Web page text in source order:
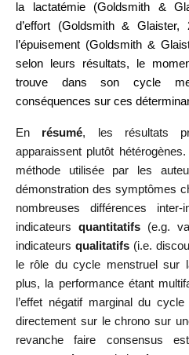
la lactatémie (Goldsmith &
d’effort (Goldsmith &
l’épuisement (Goldsmith &
selon leurs résultats, le
trouve dans son cycle
conséquences sur ces
En résumé, les résultats
apparaissent plutôt
méthode utilisée par les
démonstration des symptômes
nombreuses différences
indicateurs quantitatifs(e.g.
indicateurs qualitatifs (i.e.
le rôle du cycle menstruel sur
plus, la performance étant
l’effet négatif marginal du
directement sur le chrono sur
revanche faire consensus